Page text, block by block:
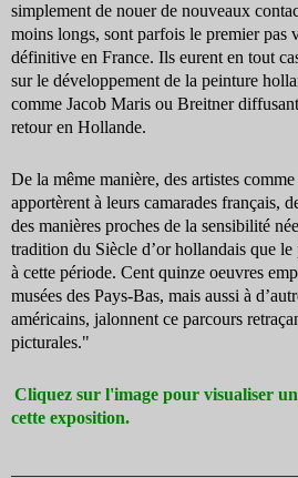
simplement de nouer de nouveaux
moins longs, sont parfois le premier pas
définitive en France. Ils eurent en tout
sur le développement de la peinture
comme Jacob Maris ou Breitner
retour en Hollande.
De la même manière, des artistes
apportèrent à leurs camarades français,
des manières proches de la sensibilité
tradition du Siècle d’or hollandais que
à cette période. Cent quinze oeuvres
musées des Pays-Bas, mais aussi à
américains, jalonnent ce parcours
picturales."
Cliquez sur l'image pour visualiser
cette exposition.